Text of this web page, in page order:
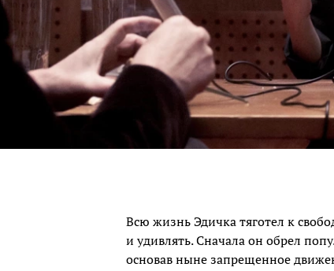
Всю жизнь Эдичка тяготел к
и удивлять. Сначала он обрел
основав ныне запрещенное